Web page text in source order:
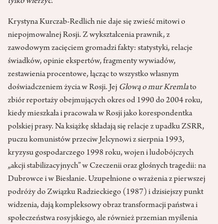
Krystyna Kurczab-Redlich nie daje się zwieść mitowi o
niepojmowalnej Rosji. Z wykształcenia prawnik, z
zawodowym zacięciem gromadzi fakty: statystyki, relacje
świadków, opinie ekspertów, fragmenty wywiadów,
zestawienia procentowe, łącząc to wszystko własnym
doświadczeniem życia w Rosji. Jej Głową o mur Kremlato
zbiór reportaży obejmujących okres od 1990 do 2004 roku,
kiedy mieszkała i pracowała w Rosji jako korespondentka
polskiej prasy. Na książkę składają się relacje z upadku ZSRR,
puczu komunistów przeciw Jelcynowi z sierpnia 1993,
kryzysu gospodarczego 1998 roku, wojen i ludobójczych
„akcji stabilizacyjnych” w Czeczenii oraz głośnych tragedii: na
Dubrowce i w Biesłanie. Uzupełnione o wrażenia z pierwszej
podróży do Związku Radzieckiego (1987) i dzisiejszy punkt
widzenia, dają kompleksowy obraz transformacji państwa i
społeczeństwa rosyjskiego, ale również przemian myślenia